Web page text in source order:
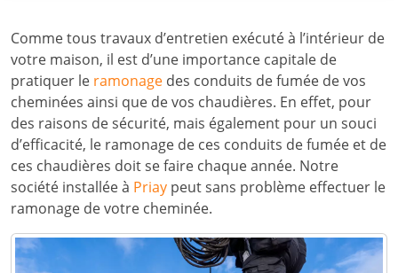
Comme tous travaux d’entretien exécuté à l’intérieur de
votre maison, il est d’une importance capitale de
pratiquer le ramonage des conduits de fumée de vos
cheminées ainsi que de vos chaudières. En effet, pour
des raisons de sécurité, mais également pour un souci
d’efficacité, le ramonage de ces conduits de fumée et de
ces chaudières doit se faire chaque année. Notre
société installée à Priay peut sans problème effectuer le
ramonage de votre cheminée.